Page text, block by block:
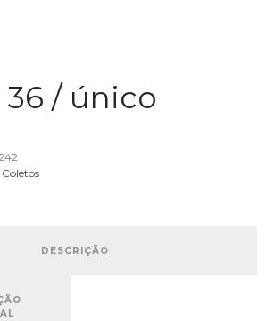
36 / único
Coletos
DESCRIÇÃO